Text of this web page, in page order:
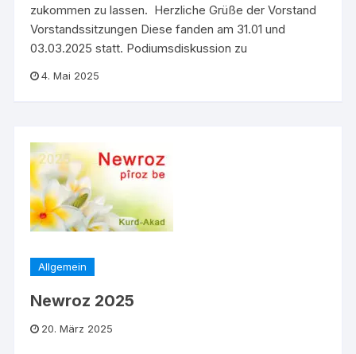
zukommen zu lassen. Herzliche Grüße der Vorstand
Vorstandssitzungen Diese fanden am 31.01 und
03.03.2025 statt. Podiumsdiskussion zu
4. Mai 2025
Allgemein
Newroz 2025
20. März 2025